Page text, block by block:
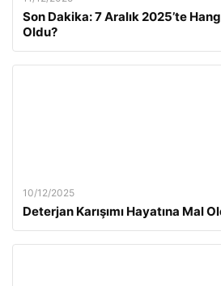
Son Dakika: 7 Aralık 2025’te
Oldu?
10/12/2025
Deterjan Karışımı Hayatına Mal